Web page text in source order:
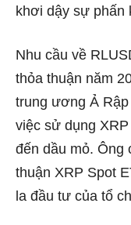
khơi dậy sự phấn
Nhu cầu về
thỏa thuận năm
trung ương Ả
việc sử dụng
đến dầu mỏ. Ông
thuận XRP Spot
la đầu tư của tổ